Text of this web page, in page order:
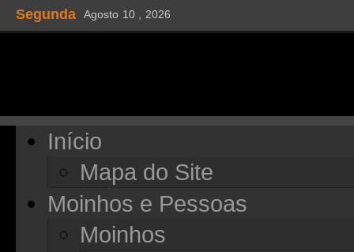
Segunda Agosto 10 , 2026
Início
Mapa do Site
Moinhos e Pessoas
Moinhos